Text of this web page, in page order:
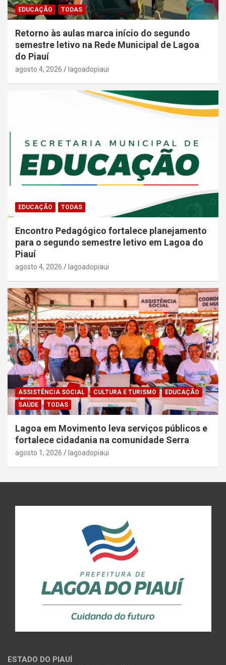
EDUCAÇÃO TODAS
Retorno às aulas marca início do segundo
semestre letivo na Rede Municipal de Lagoa
do Piauí
agosto 4, 2026 lagoadopiaui
EDUCAÇÃO TODAS
Encontro Pedagógico fortalece planejamento
para o segundo semestre letivo em Lagoa do
Piauí
agosto 4, 2026 lagoadopiaui
ASSISTÊNCIA SOCIAL CULTURA E TURISMO
EDUCAÇÃO
SAÚDE
TODAS
Lagoa em Movimento leva serviços públicos e
fortalece cidadania na comunidade Serra
agosto 1, 2026 lagoadopiaui
ESTADO DO PIAUÍ